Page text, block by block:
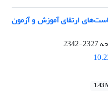
ارتقای آموزش و آزمون
2327-2342
1.43